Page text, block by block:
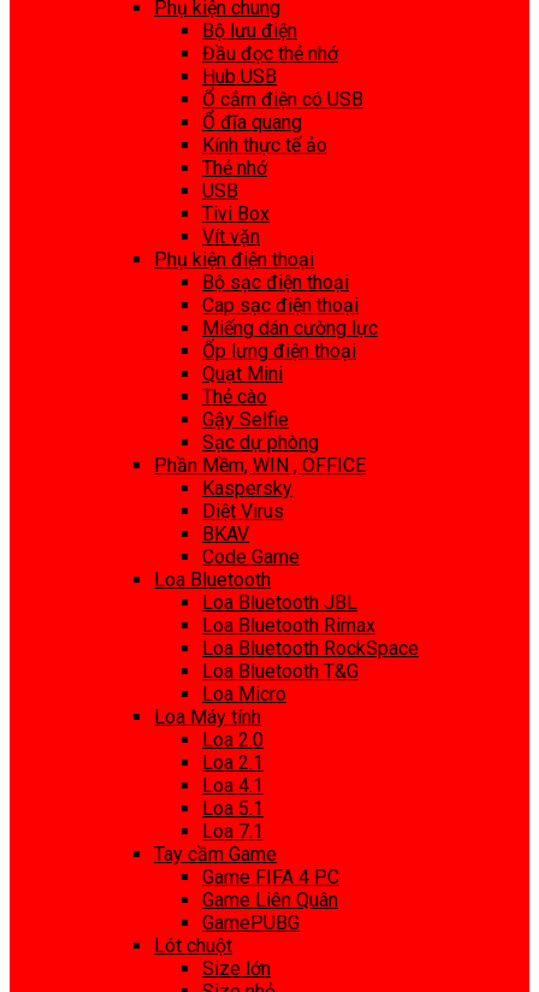
Phụ kiện chung
Bộ lưu điện
Đầu đọc thẻ nhớ
Hub USB
Ổ cắm điện có USB
Ổ đĩa quang
Kính thực tế ảo
Thẻ nhớ
USB
Tivi Box
Vít vặn
Phụ kiện điện thoại
Bộ sạc điện thoại
Cap sạc điện thoại
Miếng dán cường lực
Ốp lưng điện thoại
Quạt Mini
Thẻ cào
Gậy Selfie
Sạc dự phòng
Phần Mềm, WIN , OFFICE
Kaspersky
Diệt Virus
BKAV
Code Game
Loa Bluetooth
Loa Bluetooth JBL
Loa Bluetooth Rimax
Loa Bluetooth RockSpace
Loa Bluetooth T&G
Loa Micro
Loa Máy tính
Loa 2.0
Loa 2.1
Loa 4.1
Loa 5.1
Loa 7.1
Tay cầm Game
Game FIFA 4 PC
Game Liên Quân
GamePUBG
Lót chuột
Size lớn